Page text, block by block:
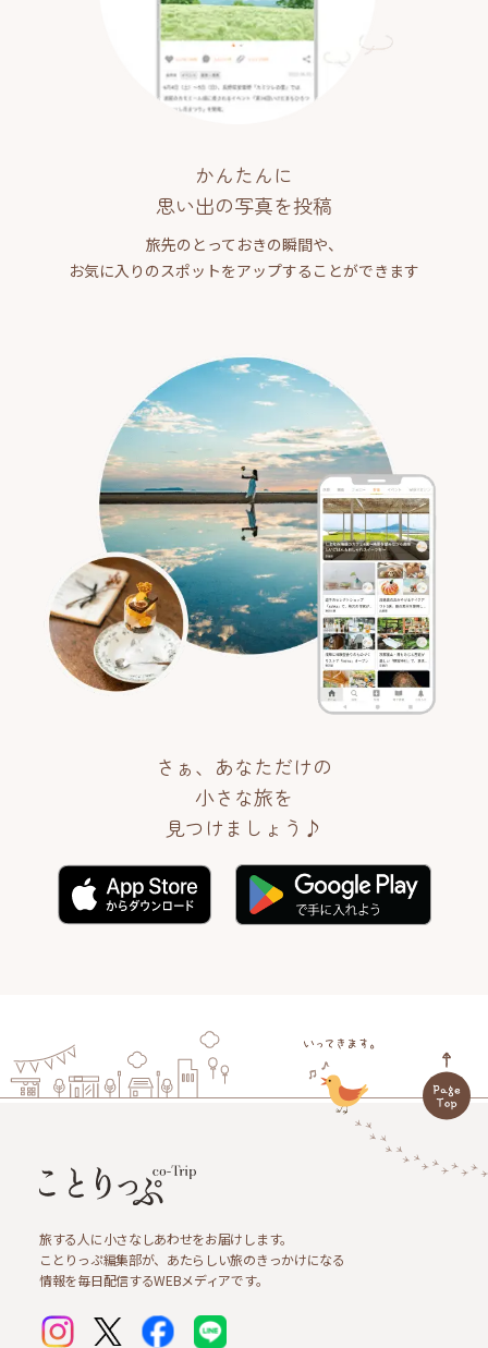
かんたんに
思い出の写真を投稿
旅先のとっておきの瞬間や、
お気に入りのスポットをアップすることができます
さぁ、あなただけの
小さな旅を
見つけましょう♪
旅する人に小さなしあわせをお届けします。
ことりっぷ編集部が、あたらしい旅のきっかけになる
情報を毎日配信するWEBメディアです。